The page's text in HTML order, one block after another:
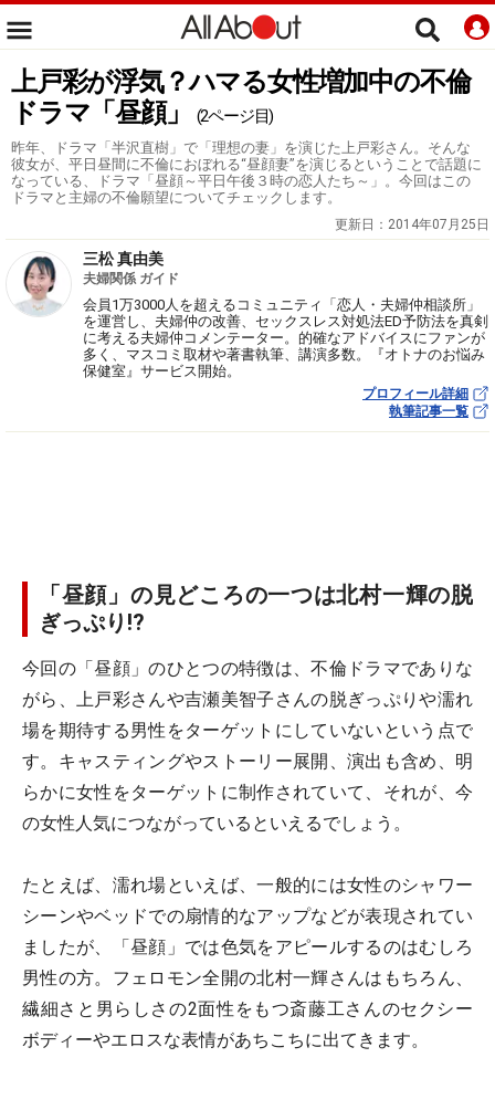
上戸彩が浮気？ハマる女性増加中の不倫
ドラマ「昼顔」
(2ページ目)
昨年、ドラマ「半沢直樹」で「理想の妻」を演じた上戸彩さん。そんな
彼女が、平日昼間に不倫におぼれる“昼顔妻”を演じるということで話題に
なっている、ドラマ「昼顔～平日午後３時の恋人たち～」。今回はこの
ドラマと主婦の不倫願望についてチェックします。
更新日： 2014年07月25日
三松 真由美
夫婦関係 ガイド
会員1万3000人を超えるコミュニティ「恋人・夫婦仲相談所」
を運営し、夫婦仲の改善、セックスレス対処法ED予防法を真剣
に考える夫婦仲コメンテーター。的確なアドバイスにファンが
多く、マスコミ取材や著書執筆、講演多数。『オトナのお悩み
保健室』サービス開始。
プロフィール詳細
執筆記事一覧
「昼顔」の見どころの一つは北村一輝の脱
ぎっぷり!?
今回の「昼顔」のひとつの特徴は、不倫ドラマでありな
がら、上戸彩さんや吉瀬美智子さんの脱ぎっぷりや濡れ
場を期待する男性をターゲットにしていないという点で
す。キャスティングやストーリー展開、演出も含め、明
らかに女性をターゲットに制作されていて、それが、今
の女性人気につながっているといえるでしょう。
たとえば、濡れ場といえば、一般的には女性のシャワー
シーンやベッドでの扇情的なアップなどが表現されてい
ましたが、「昼顔」では色気をアピールするのはむしろ
男性の方。フェロモン全開の北村一輝さんはもちろん、
繊細さと男らしさの2面性をもつ斎藤工さんのセクシー
ボディーやエロスな表情があちこちに出てきます。